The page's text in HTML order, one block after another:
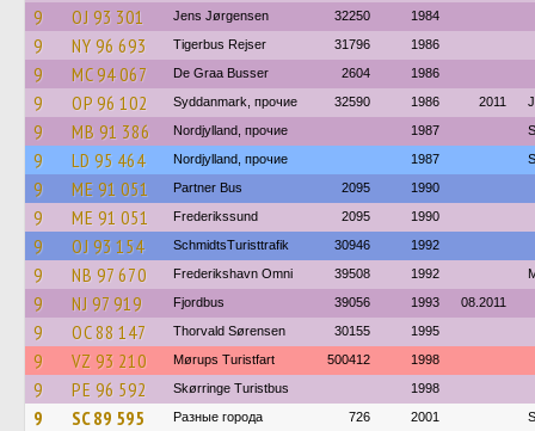
9 OJ 93 301 Jens Jørgensen 32250 1984
9 NY 96 693 Tigerbus Rejser 31796 1986
9 MC 94 067 De Graa Busser 2604 1986
9 OP 96 102 Syddanmark, прочие 32590 1986 2011
9 MB 91 386 Nordjylland, прочие 1987
9 LD 95 464 Nordjylland, прочие 1987
9 ME 91 051 Partner Bus 2095 1990
9 ME 91 051 Frederikssund 2095 1990
9 OJ 93 154 SchmidtsTuristtrafik 30946 1992
9 NB 97 670 Frederikshavn Omni 39508 1992
9 NJ 97 919 Fjordbus 39056 1993 08.2011
9 OC 88 147 Thorvald Sørensen 30155 1995
9 VZ 93 210 Mørups Turistfart 500412 1998
9 PE 96 592 Skørringe Turistbus 1998
9 SC 89 595 Разные города 726 2001